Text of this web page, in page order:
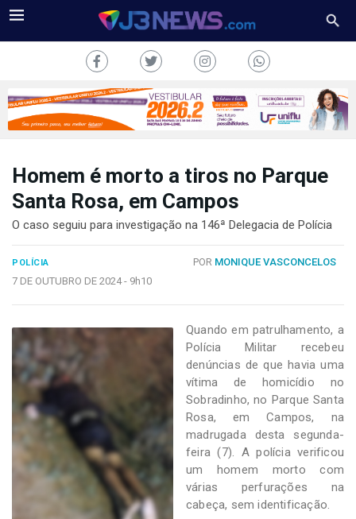
TV
COLUNAS
CONOSCO
Copyright
2024
Desenvolvido
Hesea
Tecnologia
Sistemas
Homem é morto a tiros no Parque
Santa Rosa, em Campos
O caso seguiu para investigação na 146ª Delegacia de Polícia
POLÍCIA POR MONIQUE VASCONCELOS
7 DE OUTUBRO DE 2024 - 9h10
Quando em patrulhamento, a
Polícia Militar recebeu
denúncias de que havia uma
vítima de homicídio no
Sobradinho, no Parque Santa
Rosa, em Campos, na
madrugada desta segunda-
feira (7). A polícia verificou
um homem morto com
várias perfurações na
cabeça, sem identificação.